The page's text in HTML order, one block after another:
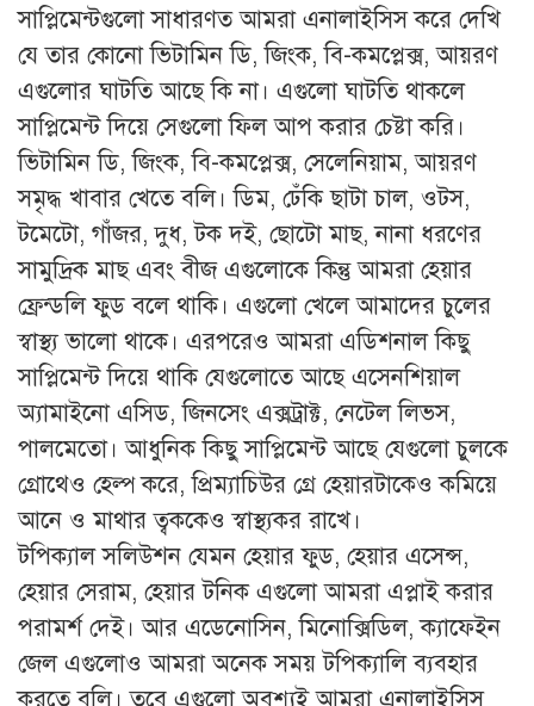
সাপ্লিমেন্টগুলো সাধারণত আমরা এনালাইসিস করে দেখি
যে তার কোনো ভিটামিন ডি, জিংক, বি-কমপ্লেক্স, আয়রণ
এগুলোর ঘাটতি আছে কি না। এগুলো ঘাটতি থাকলে
সাপ্লিমেন্ট দিয়ে সেগুলো ফিল আপ করার চেষ্টা করি।
ভিটামিন ডি, জিংক, বি-কমপ্লেক্স, সেলেনিয়াম, আয়রণ
সমৃদ্ধ খাবার খেতে বলি। ডিম, ঢেঁকি ছাটা চাল, ওটস,
টমেটো, গাঁজর, দুধ, টক দই, ছোটো মাছ, নানা ধরণের
সামুদ্রিক মাছ এবং বীজ এগুলোকে কিন্তু আমরা হেয়ার
ফ্রেন্ডলি ফুড বলে থাকি। এগুলো খেলে আমাদের চুলের
স্বাস্থ্য ভালো থাকে। এরপরেও আমরা এডিশনাল কিছু
সাপ্লিমেন্ট দিয়ে থাকি যেগুলোতে আছে এসেনশিয়াল
অ্যামাইনো এসিড, জিনসেং এক্সট্রাক্ট, নেটেল লিভস,
পালমেতো। আধুনিক কিছু সাপ্লিমেন্ট আছে যেগুলো চুলকে
গ্রোথেও হেল্প করে, প্রিম্যাচিউর গ্রে হেয়ারটাকেও কমিয়ে
আনে ও মাথার ত্বককেও স্বাস্থ্যকর রাখে।
টপিক্যাল সলিউশন যেমন হেয়ার ফুড, হেয়ার এসেন্স,
হেয়ার সেরাম, হেয়ার টনিক এগুলো আমরা এপ্লাই করার
পরামর্শ দেই। আর এডেনোসিন, মিনোক্সিডিল, ক্যাফেইন
জেল এগুলোও আমরা অনেক সময় টপিক্যালি ব্যবহার
করতে বলি। তবে এগুলো অবশ্যই আমরা এনালাইসিস